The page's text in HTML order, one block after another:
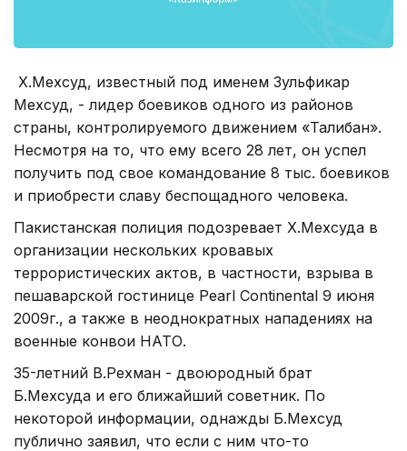
Х.Мехсуд, известный под именем Зульфикар
Мехсуд, - лидер боевиков одного из районов
страны, контролируемого движением «Талибан».
Несмотря на то, что ему всего 28 лет, он успел
получить под свое командование 8 тыс. боевиков
и приобрести славу беспощадного человека.
Пакистанская полиция подозревает Х.Мехсуда в
организации нескольких кровавых
террористических актов, в частности, взрыва в
пешаварской гостинице Pearl Continental 9 июня
2009г., а также в неоднократных нападениях на
военные конвои НАТО.
35-летний В.Рехман - двоюродный брат
Б.Мехсуда и его ближайший советник. По
некоторой информации, однажды Б.Мехсуд
публично заявил, что если с ним что-то